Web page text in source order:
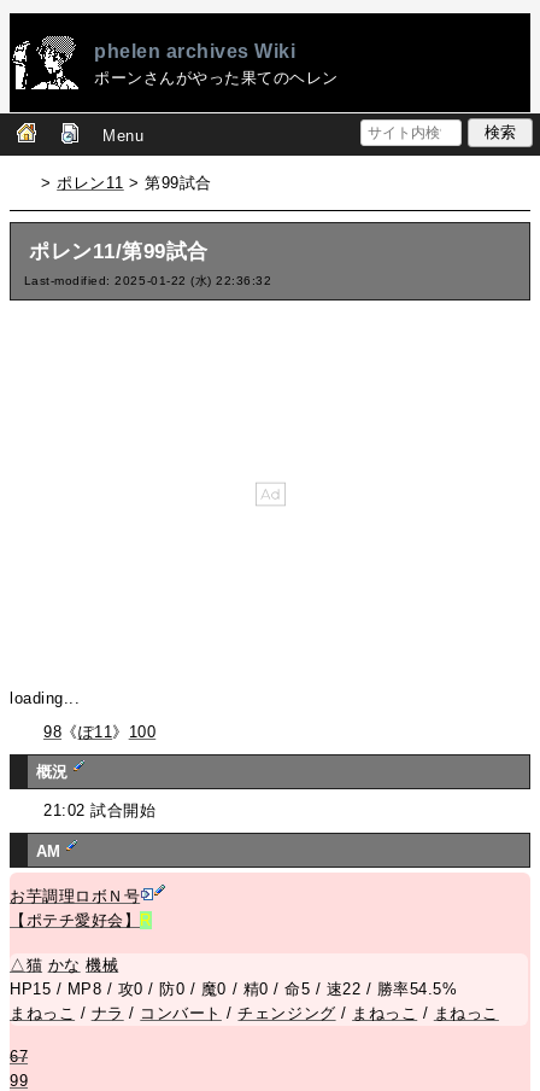
phelen archives Wiki
ポーンさんがやった果てのヘレン
Menu
>ポレン11 > 第99試合
ポレン11/第99試合
Last-modified: 2025-01-22 (水) 22:36:32
loading...
98 《ぽ11 》 100
概況
21:02 試合開始
AM
お芋調理ロボＮ号
【ポテチ愛好会】
R
△ 猫 かな 機械
HP15 / MP8 / 攻0 / 防0 / 魔0 / 精0 / 命5 / 速22 / 勝率54.5%
まねっこ / ナラ / コンバート /チェンジング / まねっこ / まねっこ
67
99